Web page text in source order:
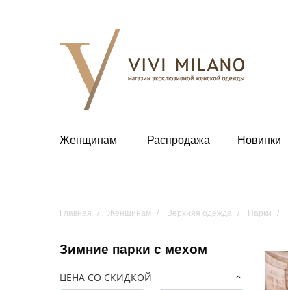
Женщинам Распродажа Новинки
Главная Женщинам Верхняя одежда Парки
Зимние парки с мехом
ЦЕНА СО СКИДКОЙ